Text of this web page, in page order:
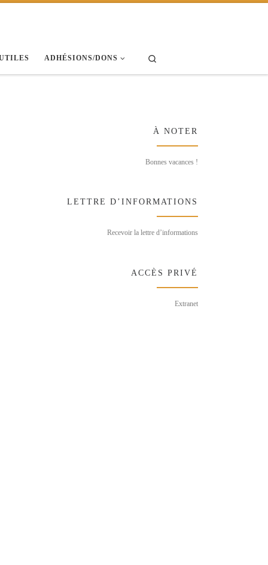
ADHÉSIONS/DONS
À NOTER
Bonnes vacances !
LETTRE D’INFORMATIONS
Recevoir la lettre d’informations
ACCÈS PRIVÉ
Extranet